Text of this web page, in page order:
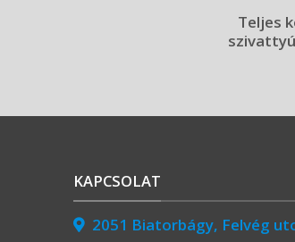
Teljes
KAPCSOLAT
2051 Biatorbágy, Felvég